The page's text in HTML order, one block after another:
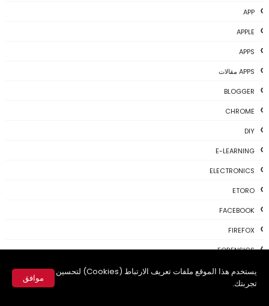
يستخدم هذا الموقع ملفات تعريف الارتباط (Cookies) لتحسين
تجربتك.
موافق
APP
APPLE
APPS
APPS مقالات
BLOGGER
CHROME
DIY
E-LEARNING
ELECTRONICS
ETORO
FACEBOOK
FIREFOX
FORENSICS
GALAXY NOTE 4
GAME